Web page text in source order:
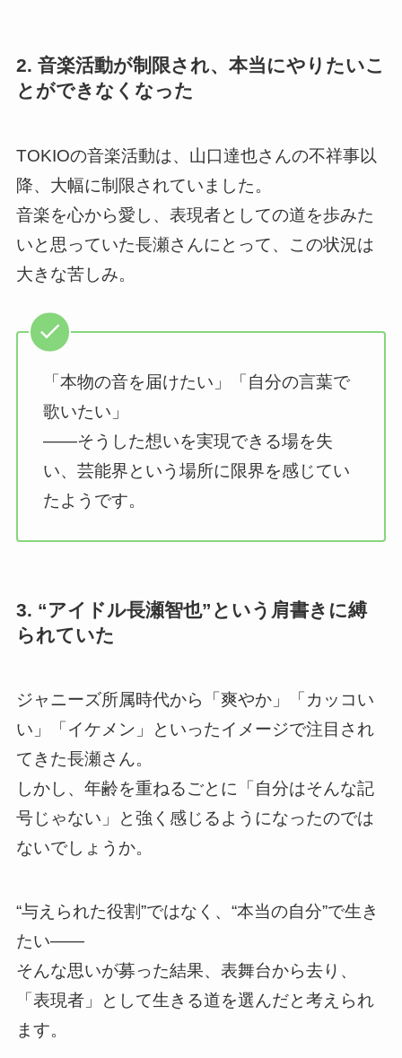
2. 音楽活動が制限され、本当にやりたいこ
とができなくなった
TOKIOの音楽活動は、山口達也さんの不祥事以
降、大幅に制限されていました。
音楽を心から愛し、表現者としての道を歩みた
いと思っていた長瀬さんにとって、この状況は
大きな苦しみ。
「本物の音を届けたい」「自分の言葉で
歌いたい」
——そうした想いを実現できる場を失
い、芸能界という場所に限界を感じてい
たようです。
3. “アイドル長瀬智也”という肩書きに縛
られていた
ジャニーズ所属時代から「爽やか」「カッコい
い」「イケメン」といったイメージで注目され
てきた長瀬さん。
しかし、年齢を重ねるごとに「自分はそんな記
号じゃない」と強く感じるようになったのでは
ないでしょうか。
“与えられた役割”ではなく、“本当の自分”で生き
たい——
そんな思いが募った結果、表舞台から去り、
「表現者」として生きる道を選んだと考えられ
ます。